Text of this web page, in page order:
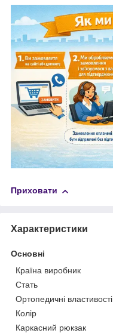
Приховати
Характеристики
Основні
Країна виробник
Стать
Ортопедичні властивості
Колір
Каркасний рюкзак